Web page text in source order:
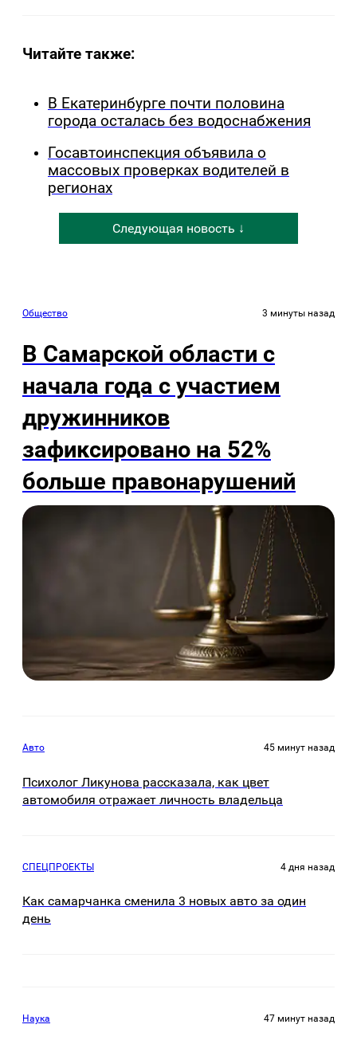
Читайте также:
В Екатеринбурге почти половина
города осталась без водоснабжения
Госавтоинспекция объявила о
массовых проверках водителей в
регионах
Следующая новость ↓
Общество 3 минуты назад
В Самарской области с
начала года с участием
дружинников
зафиксировано на 52%
больше правонарушений
Авто 45 минут назад
Психолог Ликунова рассказала, как цвет
автомобиля отражает личность владельца
СПЕЦПРОЕКТЫ 4 дня назад
Как самарчанка сменила 3 новых авто за один
день
Наука 47 минут назад